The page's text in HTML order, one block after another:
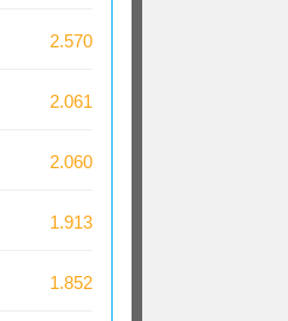
2.570
2.061
2.060
1.913
1.852